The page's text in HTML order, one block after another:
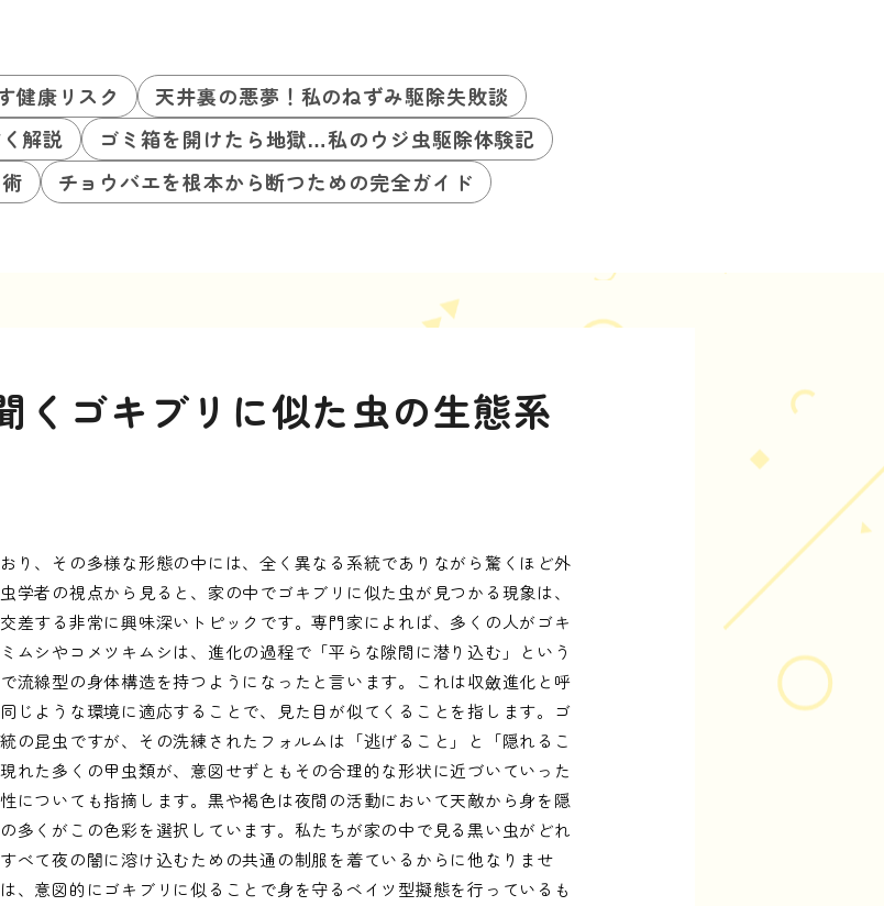
健康リスク
天井裏の悪夢！私のねずみ駆除失敗談
解説
ゴミ箱を開けたら地獄…私のウジ虫駆除体験記
チョウバエを根本から断つための完全ガイド
くゴキブリに似た虫の生態系
り、その多様な形態の中には、全く異なる系統でありながら驚くほど外
学者の視点から見ると、家の中でゴキブリに似た虫が見つかる現象は、
差する非常に興味深いトピックです。専門家によれば、多くの人がゴキ
ムシやコメツキムシは、進化の過程で「平らな隙間に潜り込む」という
流線型の身体構造を持つようになったと言います。これは収斂進化と呼
じような環境に適応することで、見た目が似てくることを指します。ゴ
の昆虫ですが、その洗練されたフォルムは「逃げること」と「隠れるこ
れた多くの甲虫類が、意図せずともその合理的な形状に近づいていった
についても指摘します。黒や褐色は夜間の活動において天敵から身を隠
多くがこの色彩を選択しています。私たちが家の中で見る黒い虫がどれ
べて夜の闇に溶け込むための共通の制服を着ているからに他なりませ
、意図的にゴキブリに似ることで身を守るベイツ型擬態を行っているも